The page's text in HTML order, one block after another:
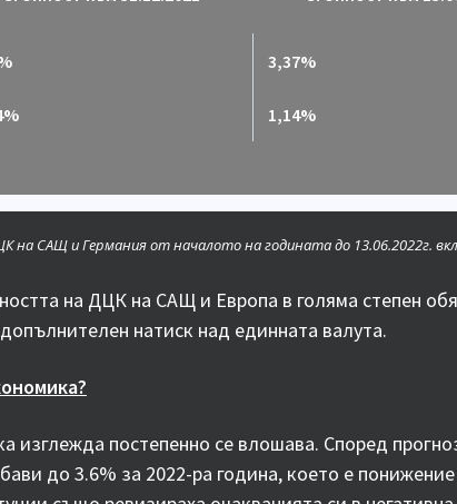
3,37%
1,14%
САЩ и Германия от началото на годината до 13.06.2022г.
на ДЦК на САЩ и Европа в голяма степен
натиск над единната валута.
изглежда постепенно се влошава. Според
до 3.6% за 2022-ра година, което е